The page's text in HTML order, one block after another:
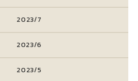
2023/7
2023/6
2023/5